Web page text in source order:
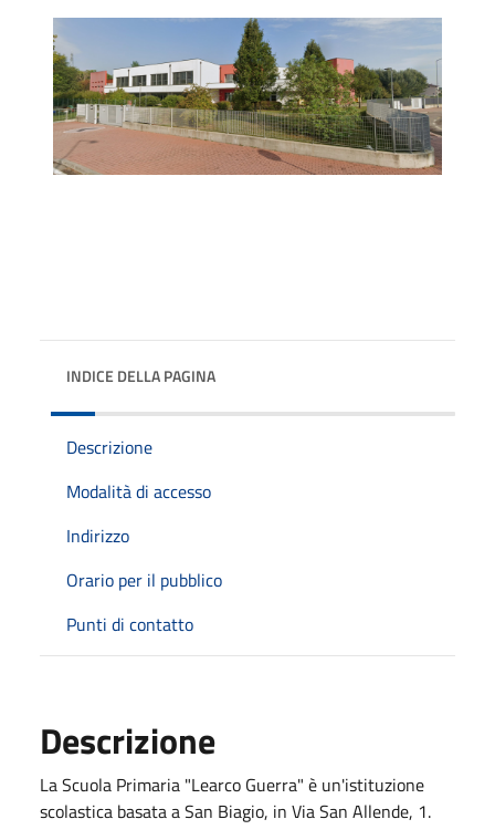
INDICE DELLA PAGINA
Descrizione
Modalità di accesso
Indirizzo
Orario per il pubblico
Punti di contatto
Descrizione
La Scuola Primaria "Learco Guerra" è un'istituzione
scolastica basata a San Biagio, in Via San Allende, 1.